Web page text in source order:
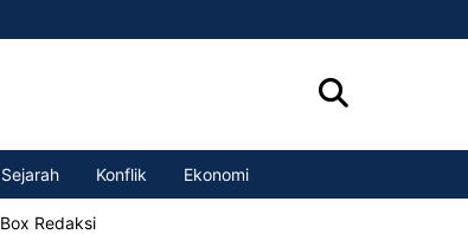
Sejarah Konflik Ekonomi
Box Redaksi